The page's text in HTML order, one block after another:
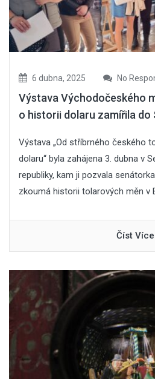
6 dubna, 2025 No
Výstava Východočeského
o historii dolaru zamířila do
Výstava „Od stříbrného českého
dolaru“ byla zahájena 3. dubna v
republiky, kam ji pozvala
zkoumá historii tolarových měn v
Číst Více